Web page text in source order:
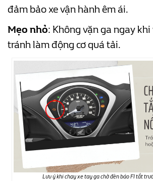
đảm bảo xe vận hành êm ái.
Mẹo nhỏ: Không vặn ga ngay
tránh làm động cơ quá tải.
Lưu ý khi chạy xe tay ga chờ đèn báo FI tắt